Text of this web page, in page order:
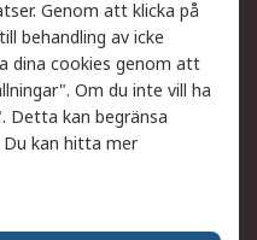
Retur av varor
Spåra din order
Fördelar med RS-konto
Genom att klicka på
behandling av icke
dina cookies genom att
Om du inte vill ha
Detta kan begränsa
kan hitta mer